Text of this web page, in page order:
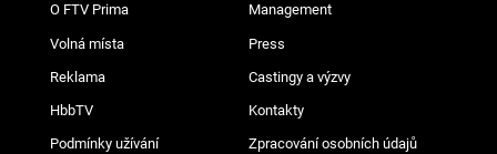
O FTV Prima Management
Volná místa Press
Reklama Castingy a výzvy
HbbTV Kontakty
Podmínky užívání Zpracování osobních údajů